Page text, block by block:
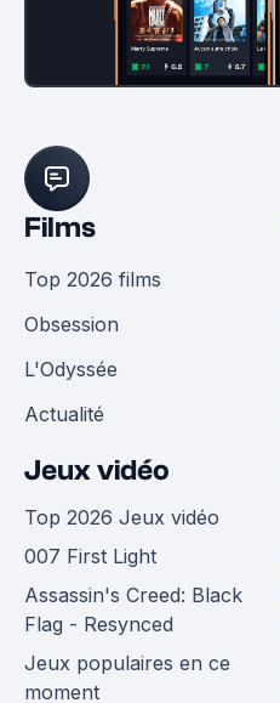
Films
Top 2026 films
Obsession
L'Odyssée
Actualité
Jeux vidéo
Top 2026 Jeux vidéo
007 First Light
Assassin's Creed: Black
Flag - Resynced
Jeux populaires en ce
moment